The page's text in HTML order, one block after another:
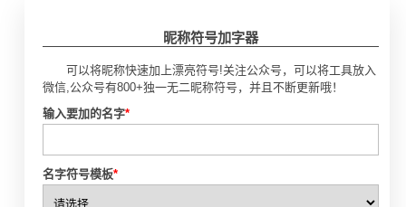
昵称符号加字器
可以将昵称快速加上漂亮符号!关注公众号，可以将工具放入
微信,公众号有800+独一无二昵称符号，并且不断更新哦！
输入要加的名字*
名字符号模板*